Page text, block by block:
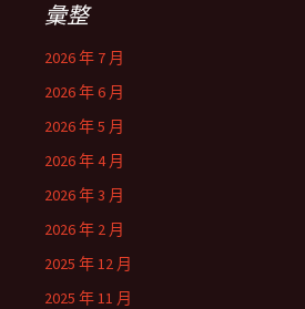
彙整
2026 年 7 月
2026 年 6 月
2026 年 5 月
2026 年 4 月
2026 年 3 月
2026 年 2 月
2025 年 12 月
2025 年 11 月